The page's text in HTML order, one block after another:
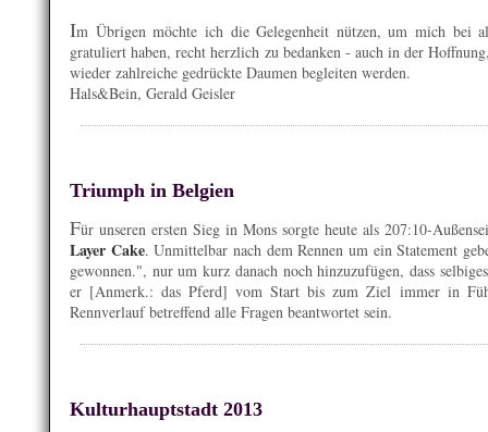
Im Übrigen möchte ich die Gelegenheit nützen, um mich bei
gratuliert haben, recht herzlich zu bedanken - auch in der
wieder zahlreiche gedrückte Daumen begleiten werden.
Hals&Bein, Gerald Geisler
Triumph in Belgien
Für unseren ersten Sieg in Mons sorgte heute als 207:10-
Layer Cake. Unmittelbar nach dem Rennen um ein Statement
gewonnen.", nur um kurz danach noch hinzuzufügen, dass
er [Anmerk.: das Pferd] vom Start bis zum Ziel immer in
Rennverlauf betreffend alle Fragen beantwortet sein.
Kulturhauptstadt 2013